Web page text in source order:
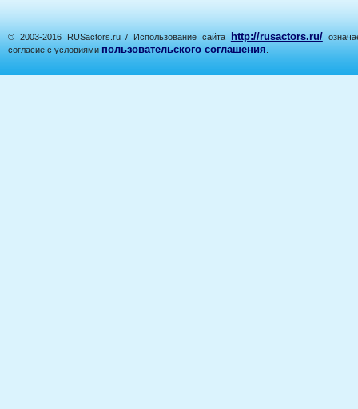
© 2003-2016 RUSactors.ru / Использование сайта http://rusactors.ru/
согласие с условиями пользовательского соглашения